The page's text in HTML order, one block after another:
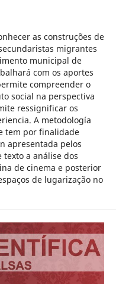
as construções de
migrantes
municipal de
com os aportes
compreender o
social na perspectiva
ressignificar os
A metodología
tem por finalidade
apresentada pelos
a análise dos
de cinema e posterior
de lugarização no